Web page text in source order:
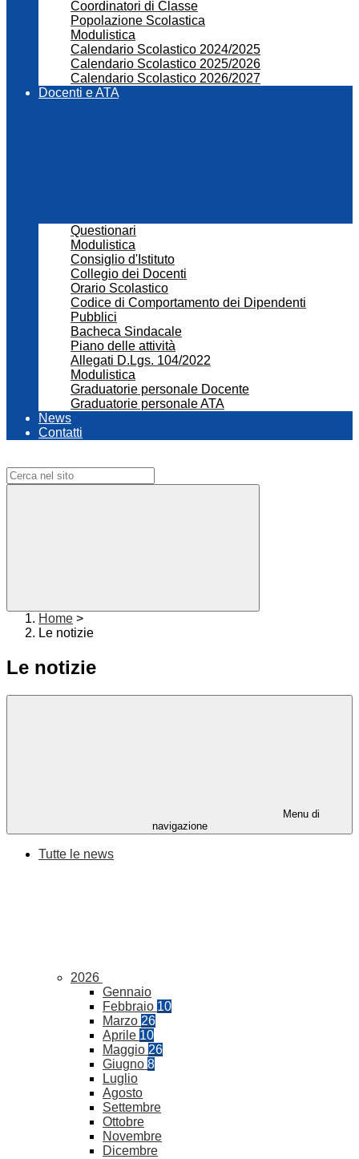
Coordinatori di Classe
Popolazione Scolastica
Modulistica
Calendario Scolastico 2024/2025
Calendario Scolastico 2025/2026
Calendario Scolastico 2026/2027
Docenti e ATA
Questionari
Modulistica
Consiglio d'Istituto
Collegio dei Docenti
Orario Scolastico
Codice di Comportamento dei Dipendenti
Pubblici
Bacheca Sindacale
Piano delle attività
Allegati D.Lgs. 104/2022
Modulistica
Graduatorie personale Docente
Graduatorie personale ATA
News
Contatti
Home >
Le notizie
Le notizie
Menu di
navigazione
Tutte le news
2026
Gennaio
Febbraio 10
Marzo 26
Aprile 10
Maggio 26
Giugno 8
Luglio
Agosto
Settembre
Ottobre
Novembre
Dicembre